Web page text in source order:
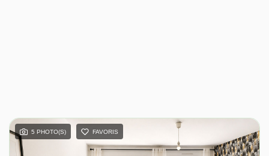
5 PHOTO(S) FAVORIS